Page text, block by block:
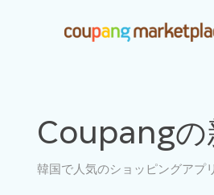
Coupangの
韓国で人気のショッピングアプ